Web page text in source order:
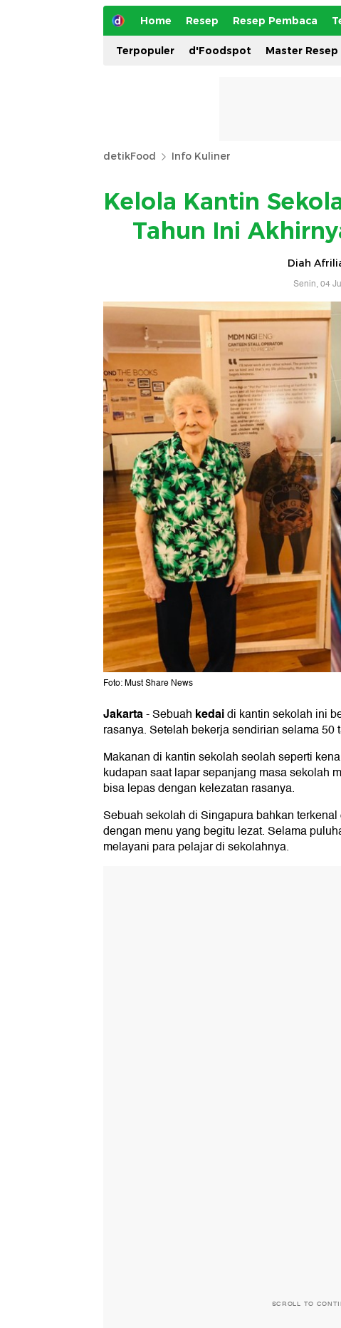
Home Resep Resep Pembaca
Terpopuler d'Foodspot Master Resep
detikFood Info Kuliner
Kelola Kantin
Tahun Ini
Diah
Senin, 04
Foto: Must Share News
Jakarta-Sebuah kedaidi kantinsekolah ini
rasanya. Setelah bekerja sendirian selama
Makanan di kantin sekolah seolah seperti
kudapan saat lapar sepanjang masa sekolah
bisa lepas dengan kelezatan rasanya.
Sebuah sekolah di Singapura bahkan
dengan menu yang begitu lezat. Selama
melayani para pelajar di sekolahnya.
SCROLL TO